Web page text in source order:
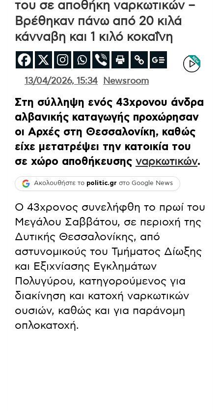
του σε αποθήκη ναρκωτικών –
Βρέθηκαν πάνω από 20 κιλά
κάνναβη και 1 κιλό κοκαΐνη
13/04/2026, 15:34 Newsroom
Στη σύλληψη ενός 43χρονου άνδρα
αλβανικής καταγωγής προχώρησαν
οι Αρχές στη Θεσσαλονίκη, καθώς
είχε μετατρέψει την κατοικία του
σε χώρο αποθήκευσης ναρκωτικών.
Ακολουθήστε το politic.gr στο Google News
Ο 43χρονος συνελήφθη το πρωί του
Μεγάλου Σαββάτου, σε περιοχή της
Δυτικής Θεσσαλονίκης, από
αστυνομικούς του Τμήματος Δίωξης
και Εξιχνίασης Εγκλημάτων
Πολυγύρου, κατηγορούμενος για
διακίνηση και κατοχή ναρκωτικών
ουσιών, καθώς και για παράνομη
οπλοκατοχή.